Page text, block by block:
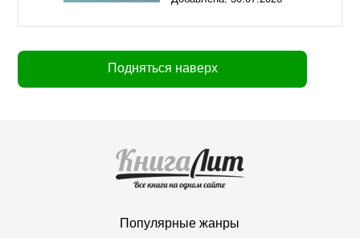
Подняться наверх
Популярные жанры